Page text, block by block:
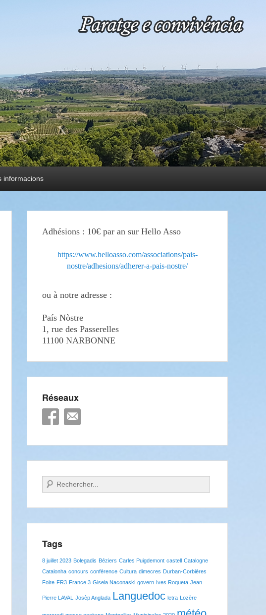
informacions
Adhésions : 10€ par an sur Hello Asso
https://www.helloasso.com/associations/pais-
nostre/adhesions/adherer-a-pais-nostre/
ou à notre adresse :
País Nòstre
1, rue des Passerelles
11100 NARBONNE
Réseaux
Recherche
Tags
8 juillet 2023 Bolegadis Béziers Carles Puigdemont castell Catalogne
Catalonha concurs conférence Cultura dimecres Durban-Corbières
Foire FR3 France 3 Gisela Naconaski govern Ives Roqueta Jean
Pierre LAVAL Josèp Anglada Languedoc letra Lozère